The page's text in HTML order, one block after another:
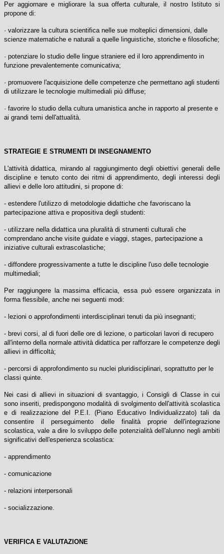
Per aggiornare e migliorare la sua offerta culturale, il nostro Istituto si
propone di:
· valorizzare la cultura scientifica nelle sue molteplici dimensioni, dalle
scienze matematiche e naturali a quelle linguistiche, storiche e filosofiche;
· potenziare lo studio delle lingue straniere ed il loro apprendimento in
funzione prevalentemente comunicativa;
· promuovere l'acquisizione delle competenze che permettano agli studenti
di utilizzare le tecnologie multimediali più diffuse;
· favorire lo studio della cultura umanistica anche in rapporto al presente e
ai grandi temi dell'attualità.
STRATEGIE E STRUMENTI DI INSEGNAMENTO
L'attività didattica, mirando al raggiungimento degli obiettivi generali delle
discipline e tenuto conto dei ritmi di apprendimento, degli interessi degli
allievi e delle loro attitudini, si propone di:
- estendere l'utilizzo di metodologie didattiche che favoriscano la
partecipazione attiva e propositiva degli studenti:
- utilizzare nella didattica una pluralità di strumenti culturali che
comprendano anche visite guidate e viaggi, stages, partecipazione a
iniziative culturali extrascolastiche;
- diffondere progressivamente a tutte le discipline l'uso delle tecnologie
multimediali;
Per raggiungere la massima efficacia, essa può essere organizzata in
forma flessibile, anche nei seguenti modi:
- lezioni o approfondimenti interdisciplinari tenuti da più insegnanti;
- brevi corsi, al di fuori delle ore di lezione, o particolari lavori di recupero
all'interno della normale attività didattica per rafforzare le competenze degli
allievi in difficoltà;
- percorsi di approfondimento su nuclei pluridisciplinari, soprattutto per le
classi quinte.
Nei casi di allievi in situazioni di svantaggio, i Consigli di Classe in cui
sono inseriti, predispongono modalità di svolgimento dell'attività scolastica
e di realizzazione del P.E.I. (Piano Educativo Individualizzato) tali da
consentire il perseguimento delle finalità proprie dell'integrazione
scolastica, vale a dire lo sviluppo delle potenzialità dell'alunno negli ambiti
significativi dell'esperienza scolastica:
- apprendimento
- comunicazione
- relazioni interpersonali
- socializzazione.
VERIFICA E VALUTAZIONE